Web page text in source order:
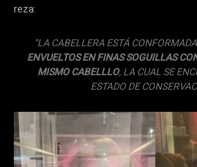
reza:
“LA CABELLERA ESTÁ
ENVUELTOS EN FINAS SOGUILLAS
MISMO CABELLLO, LA CUAL SE
ESTADO DE